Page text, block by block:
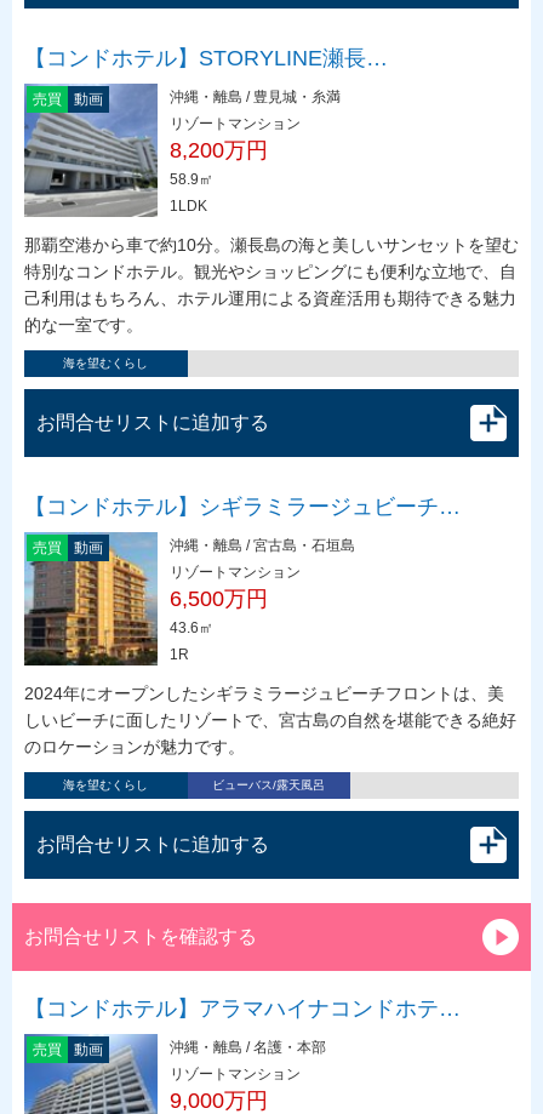
【コンドホテル】STORYLINE瀬長…
売買 動画
沖縄・離島 / 豊見城・糸満
リゾートマンション
8,200万円
58.9㎡
1LDK
那覇空港から車で約10分。瀬長島の海と美しいサンセットを望む
特別なコンドホテル。観光やショッピングにも便利な立地で、自
己利用はもちろん、ホテル運用による資産活用も期待できる魅力
的な一室です。
海を望むくらし
お問合せリストに追加する
【コンドホテル】シギラミラージュビーチ…
売買 動画
沖縄・離島 / 宮古島・石垣島
リゾートマンション
6,500万円
43.6㎡
1R
2024年にオープンしたシギラミラージュビーチフロントは、美
しいビーチに面したリゾートで、宮古島の自然を堪能できる絶好
のロケーションが魅力です。
海を望むくらし ビューバス/露天風呂
お問合せリストに追加する
お問合せリストを確認する
【コンドホテル】アラマハイナコンドホテ…
売買 動画
沖縄・離島 / 名護・本部
リゾートマンション
9,000万円